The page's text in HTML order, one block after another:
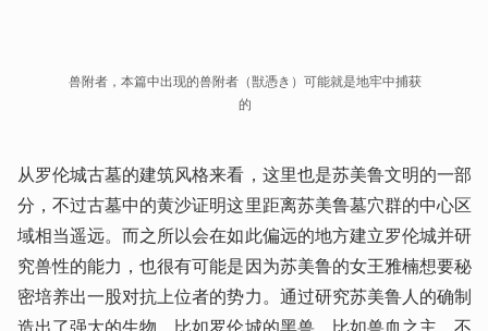
兽附者，本篇中出现的兽附者（獣憑き）可能就是地牢中捕获
的
从罗伦城古墓的建筑风格来看，这里也是苏美鲁文明的一部
分，不过古墓中的黄沙证明这里距离苏美鲁墓穴群的中心区
域相当遥远。而之所以会在如此偏远的地方建立罗伦城并研
究兽性的能力，也很有可能是因为苏美鲁的女王雅楠想要秘
密培养出一股对抗上位者的势力。通过研究苏美鲁人的确制